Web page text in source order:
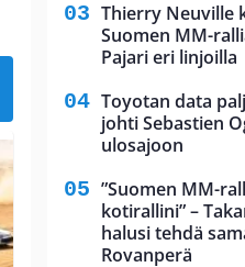
Thierry Neuville
Suomen MM-
Pajari eri linjoilla
Toyotan data
johti Sebastien
ulosajoon
”Suomen MM-
kotirallini” –
halusi tehdä
Rovanperä